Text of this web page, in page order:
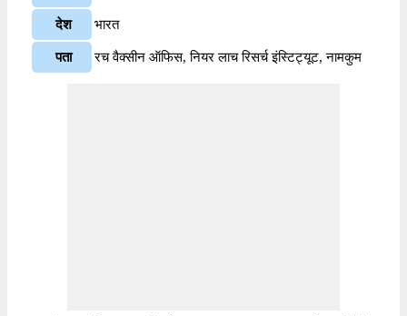
देश भारत
पता रच वैक्सीन ऑफिस, नियर लाच रिसर्च इंस्टिट्यूट, नामकुम